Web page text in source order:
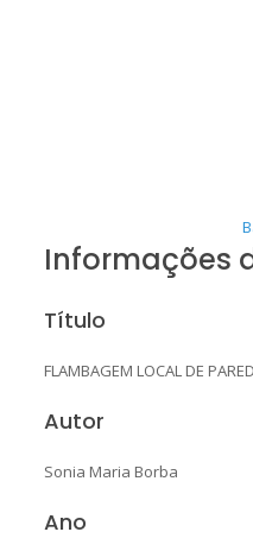
Informações
Título
FLAMBAGEM LOCAL DE
Autor
Sonia Maria Borba
Ano